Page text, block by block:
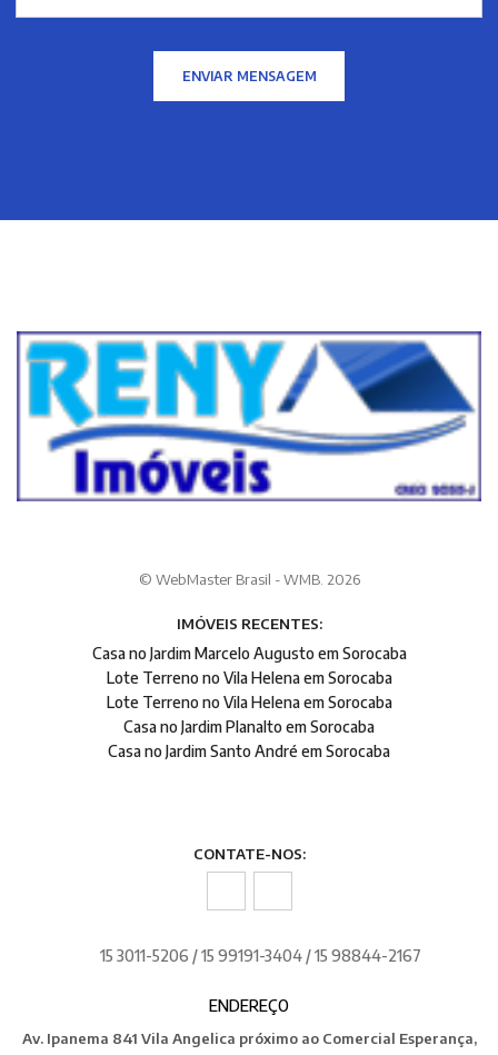
ENVIAR MENSAGEM
© WebMaster Brasil - WMB. 2026
IMÓVEIS RECENTES:
Casa no Jardim Marcelo Augusto em Sorocaba
Lote Terreno no Vila Helena em Sorocaba
Lote Terreno no Vila Helena em Sorocaba
Casa no Jardim Planalto em Sorocaba
Casa no Jardim Santo André em Sorocaba
CONTATE-NOS:
15 3011-5206 / 15 99191-3404 / 15 98844-2167
ENDEREÇO
Av. Ipanema 841 Vila Angelica próximo ao Comercial Esperança,